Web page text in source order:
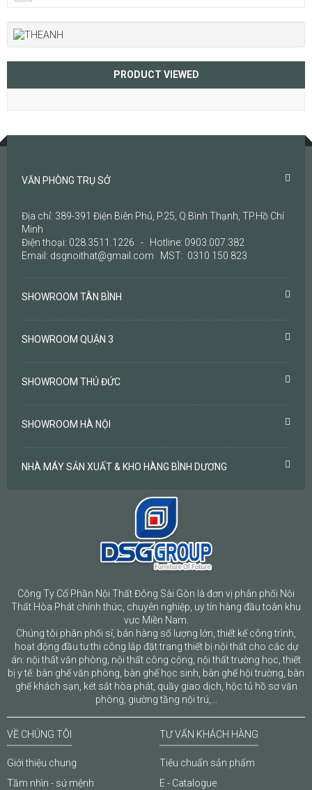
PRODUCT VIEWED
VĂN PHÒNG TRỤ SỞ
Địa chỉ: 389-391 Điện Biên Phủ, P.25, Q.Bình Thạnh, TP.Hồ Chí
Minh
Điện thoại: 028.3511.1226 - Hotline: 0903.007.382
Email: dsgnoithat@gmail.com MST: 0310 150 823
SHOWROOM TÂN BÌNH
SHOWROOM QUẬN 3
SHOWROOM THỦ ĐỨC
SHOWROOM HÀ NỘI
NHÀ MÁY SẢN XUẤT & KHO HÀNG BÌNH DƯƠNG
Công Ty Cổ Phần Nội Thất Đông Sài Gòn là đơn vị phân phối Nội
Thất Hòa Phát chính thức, chuyên nghiệp, uy tín hàng đầu toàn khu
vực Miền Nam.
Chúng tôi phân phối sỉ, bán hàng số lượng lớn, thiết kế công trình,
hoạt động đầu tư thi công lắp đặt trang thiết bị nội thất cho các dự
án: nội thất văn phòng, nội thất công cộng, nội thất trường học, thiết
bị y tế: bàn ghế văn phòng, bàn ghế học sinh, bàn ghế hội trường, bàn
ghế khách sạn, két sắt hòa phát, quầy giao dịch, hộc tủ hồ sơ văn
phòng, giường tầng nội trú,...
VỀ CHÚNG TÔI
Giới thiệu chung
Tầm nhìn - sứ mệnh
TƯ VẤN KHÁCH HÀNG
Tiêu chuẩn sản phẩm
E - Catalogue